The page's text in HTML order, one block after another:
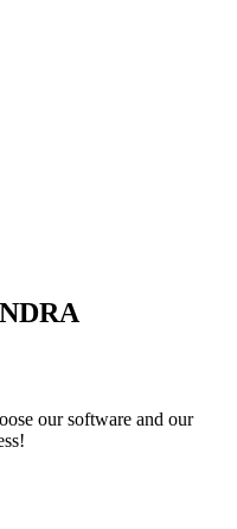
our software and our